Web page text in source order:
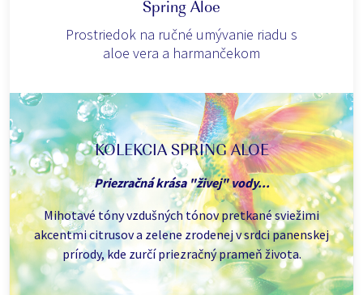
KOLEKCIA SPRING ALOE
Priezračná krása "živej" vody...
Mihotavé tóny vzdušných tónov pretkané sviežimi
akcentmi citrusov a zelene zrodenej v srdci panenskej
prírody, kde zurčí priezračný prameň života.
Spring Aloe
Prostriedok na ručné umývanie riadu s
aloe vera a harmančekom